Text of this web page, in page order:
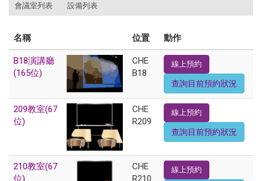
會議室列表 設備列表
名稱 位置 動作
B18演講廳
(165位)
CHE
B18
線上預約
查詢目前預約狀況
209教室(67
位)
CHE
R209
線上預約
查詢目前預約狀況
210教室(67
位)
CHE
R210
線上預約